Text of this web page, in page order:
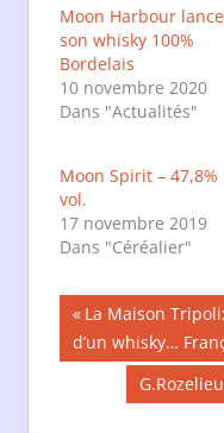
Moon Harbour lance
son whisky 100%
Bordelais
10 novembre 2020
Dans "Actualités"
Moon Spirit – 47,8%
vol.
17 novembre 2019
Dans "Céréalier"
de
l’article
Publication
précédente :
La Maison
d’un whisky…